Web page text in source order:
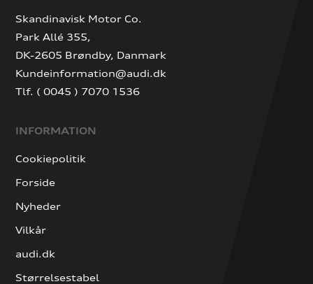
Skandinavisk Motor Co.
Park Allé 355,
DK-2605 Brøndby, Danmark
Kundeinformation@audi.dk
Tlf. ( 0045 ) 7070 1536
INFORMATION
Cookiepolitik
Forside
Nyheder
Vilkår
audi.dk
Størrelsestabel